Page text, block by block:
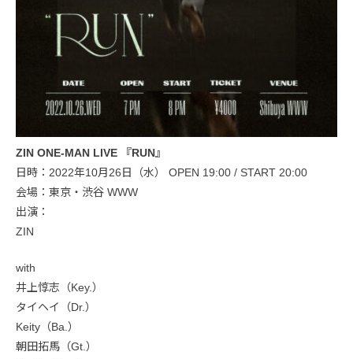
ZIN ONE-MAN LIVE 『RUN』
日時：2022年10月26日（水） OPEN 19:00 / START 20:00
会場：東京・渋谷 WWW
出演：
ZIN
with
井上惇志（Key.）
タイヘイ（Dr.）
Keity（Ba.）
朝田拓馬（Gt.）